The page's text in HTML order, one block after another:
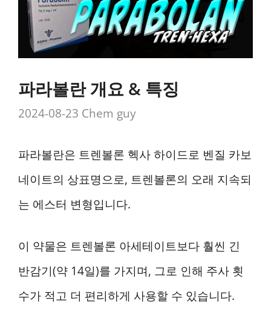
파라볼란 개요 & 특징
2024-08-23 Chem guy
파라볼란은 트렌볼론 헥사 하이드로 벤질 카보
네이트의 상표명으로, 트렌볼론의 오래 지속되
는 에스터 변형입니다.
이 약물은 트렌볼론 아세테이트보다 훨씬 긴
반감기(약 14일)를 가지며, 그로 인해 주사 횟
수가 적고 더 편리하게 사용할 수 있습니다.